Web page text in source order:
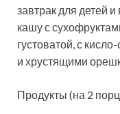
завтрак для детей
кашу с
густоватой, с
и хрустящими
Продукты (на 2